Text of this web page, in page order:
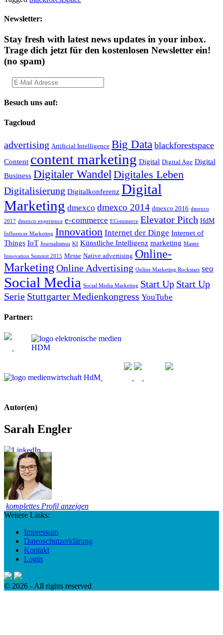
Newsletter:
Stay fresh with latest news updates in your inbox.
Trage dich jetzt für den kostenlosen Newsletter ein!
(no spam)
Besuch uns auf:
Tagcloud
advertising Artificial Intelligence Big Data blackforestspace
Content content marketing Digital Digital Age Digital
Business Digitaler Wandel Digitales Leben
Digitalisierung Digitalkonferenz Digital
Marketing dmexco dmexco 2014 dmexco 2016 dmexco
2017 dmexco experience e-commerce ECommerce Elevator Pitch HdM
Influencer Marketing Innovation Internet der Dinge Internet of
Things IoT Journalismus KI Künstliche Intelligenz marketing Master
Innovation Summit 2015 Messe Native advertising Online-
Marketing Online Advertising Online Marketing Rockstars seo
Social Media Social Media Marketing Start Up Start Up
Serie Stuttgarter Medienkongress YouTube
Partner:
Autor(en)
Sarah Engler
komplettes Profil anzeigen
Weitere Links:
Impressum
Datenschutzerklärung
Kontakt
Login
© 2026 - All rights reserved